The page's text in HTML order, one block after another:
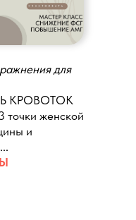
для
КРОВОТОК
точки женской
и